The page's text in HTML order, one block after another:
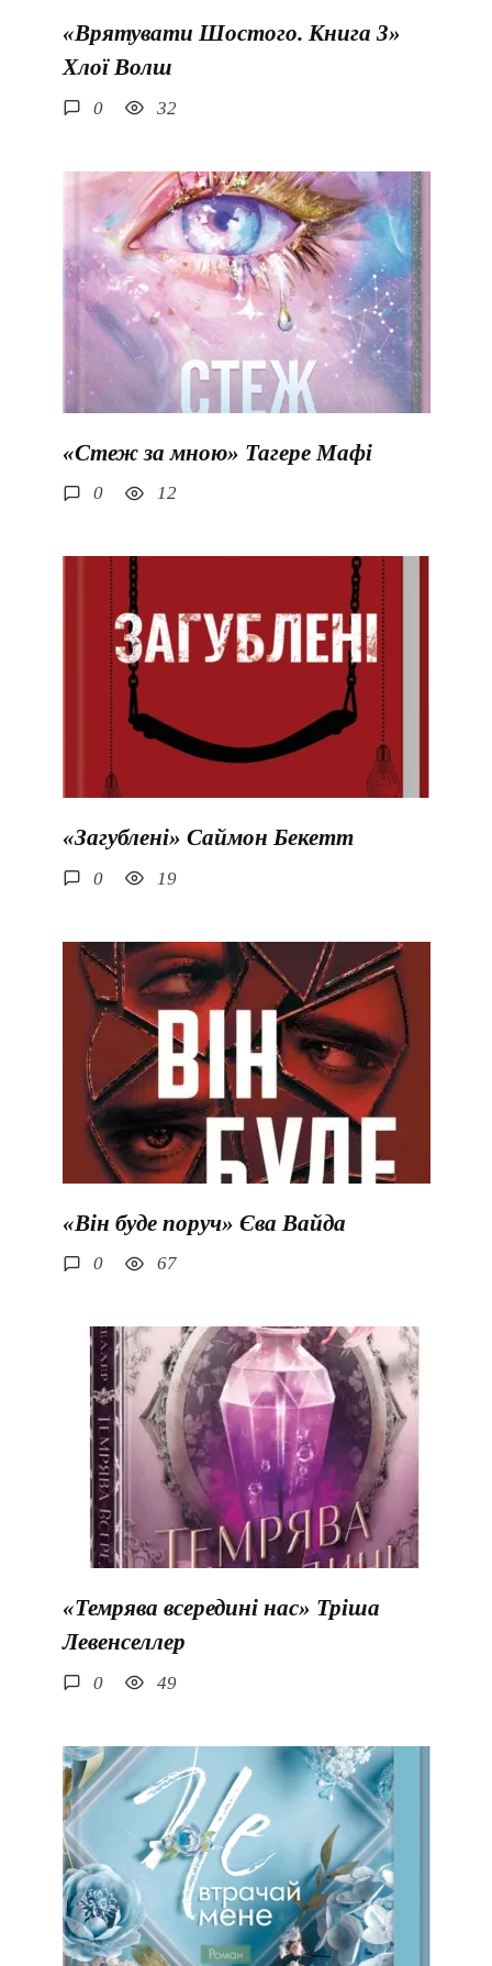
«Врятувати Шостого. Книга 3»
Хлої Волш
0 32
«Стеж за мною» Тагере Мафі
0 12
«Загублені» Саймон Бекетт
0 19
«Він буде поруч» Єва Вайда
0 67
«Темрява всередині нас» Тріша
Левенселлер
0 49